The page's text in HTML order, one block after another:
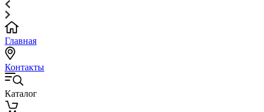
Главная
Контакты
Каталог